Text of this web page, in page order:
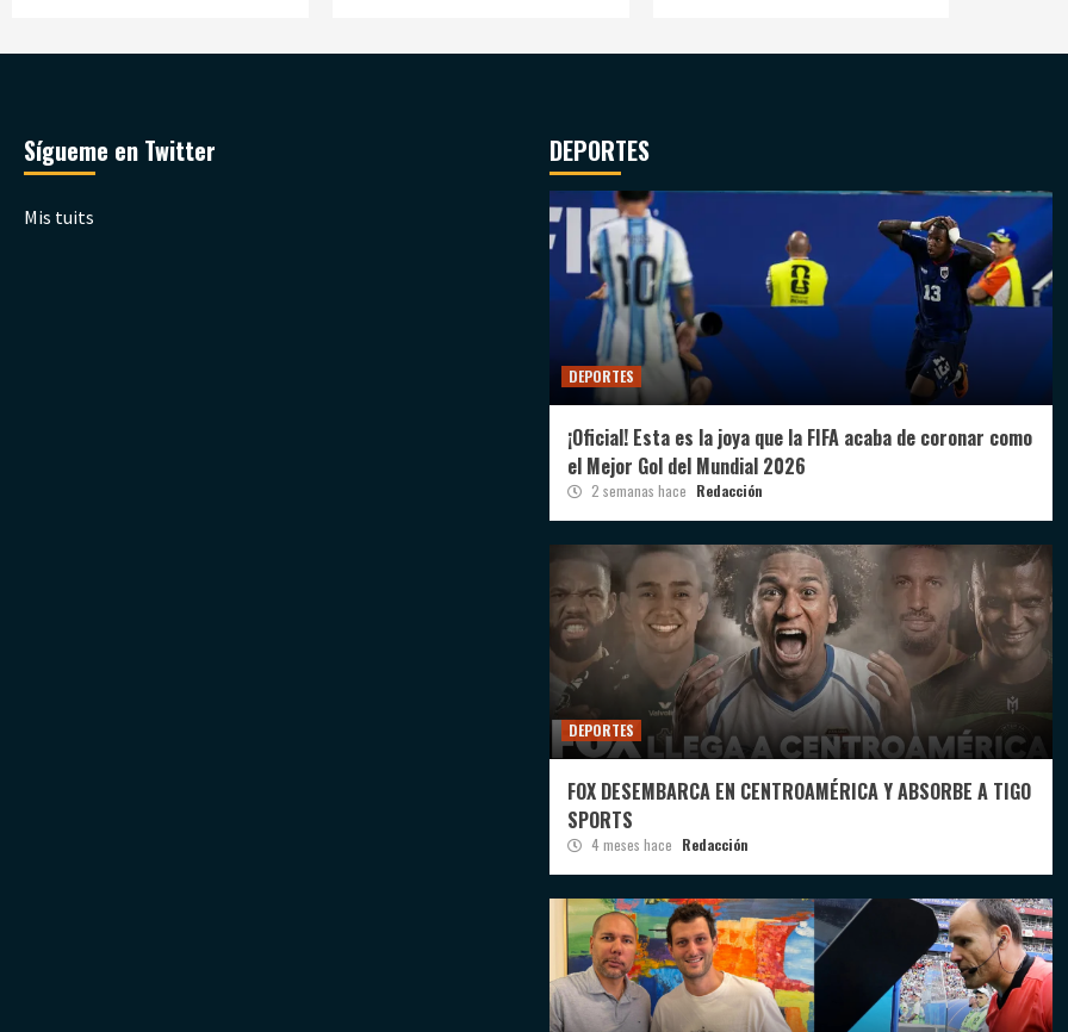
Sígueme en Twitter
Mis tuits
DEPORTES
DEPORTES
¡Oficial! Esta es la joya que la FIFA acaba de coronar como
el Mejor Gol del Mundial 2026
2 semanas hace Redacción
DEPORTES
FOX DESEMBARCA EN CENTROAMÉRICA Y ABSORBE A TIGO
SPORTS
4 meses hace Redacción